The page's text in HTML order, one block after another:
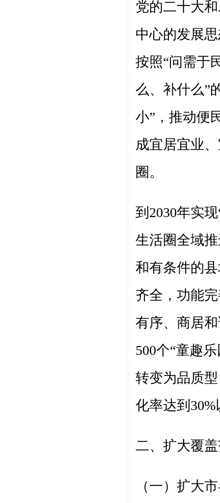
党的二十大
中心的发展
按照“问需于
么、补什么”
小”，推动便
成宜居宜业
圈。
到2030年实
生活圈全域
和有条件的
齐全，功能
有序、商居
500个“童趣
转变为品质
化率达到30%
二、扩大覆
（一）扩大